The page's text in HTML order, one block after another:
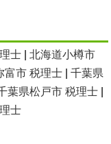
士| 北海道小樽市
富市 税理士| 千葉県
葉県松戸市 税理士|
士